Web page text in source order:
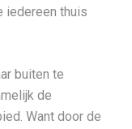
iedereen thuis
buiten te
de
Want door de